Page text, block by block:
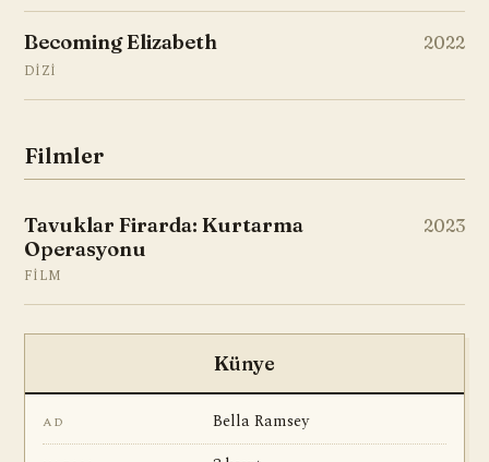
Becoming Elizabeth 2022
DIZI
Filmler
Tavuklar Firarda: Kurtarma
Operasyonu
2023
FILM
Künye
AD Bella Ramsey